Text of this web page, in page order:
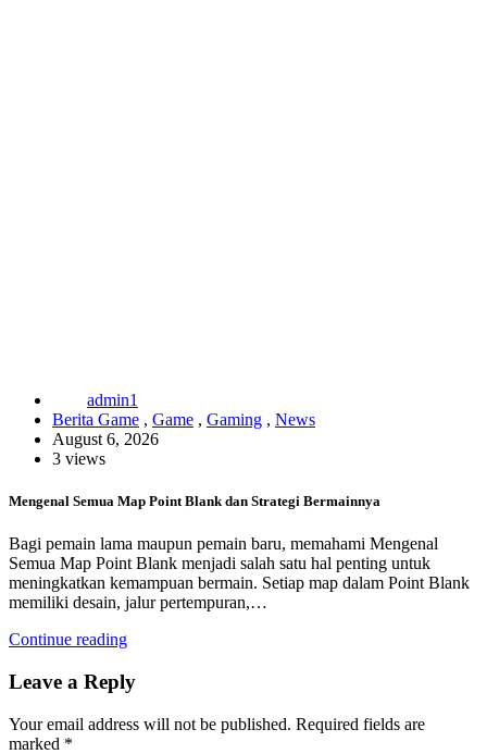
admin1
Berita Game , Game , Gaming , News
August 6, 2026
3 views
Mengenal Semua Map Point Blank dan Strategi Bermainnya
Bagi pemain lama maupun pemain baru, memahami Mengenal
Semua Map Point Blank menjadi salah satu hal penting untuk
meningkatkan kemampuan bermain. Setiap map dalam Point Blank
memiliki desain, jalur pertempuran,…
Continue reading
Leave a Reply
Your email address will not be published. Required fields are
marked *